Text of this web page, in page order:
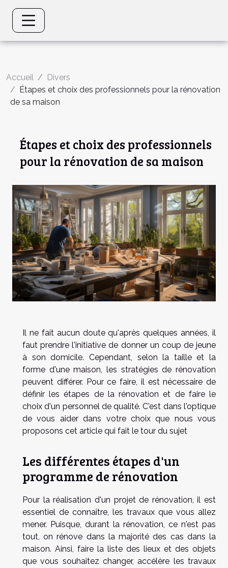
Accueil
Divers
Étapes et choix des professionnels pour la rénovation
de sa maison
Étapes et choix des professionnels
pour la rénovation de sa maison
Il ne fait aucun doute qu'après quelques années, il
faut prendre l'initiative de donner un coup de jeune
à son domicile. Cependant, selon la taille et la
forme d'une maison, les stratégies de rénovation
peuvent différer. Pour ce faire, il est nécessaire de
définir les étapes de la rénovation et de faire le
choix d'un personnel de qualité. C'est dans l'optique
de vous aider dans votre choix que nous vous
proposons cet article qui fait le tour du sujet
Les différentes étapes d'un
programme de rénovation
Pour la réalisation d'un projet de rénovation, il est
essentiel de connaître, les travaux que vous allez
mener. Puisque, durant la rénovation, ce n'est pas
tout, on rénove dans la majorité des cas dans la
maison. Ainsi, faire la liste des lieux et des objets
que vous souhaitez changer, accélère les travaux